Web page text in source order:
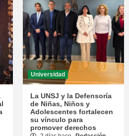
Universidad
La UNSJ y la Defensoría
de Niñas, Niños y
Adolescentes fortalecen
su vínculo para
promover derechos